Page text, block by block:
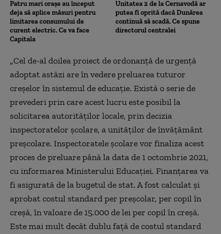
Patru mari orașe au început
deja să aplice măsuri pentru
limitarea consumului de
curent electric. Ce va face
Capitala
Unitatea 2 de la Cernavodă ar
putea fi oprită dacă Dunărea
continuă să scadă. Ce spune
directorul centralei
„Cel de-al doilea proiect de ordonanţă de urgenţă
adoptat astăzi are în vedere preluarea tuturor
creşelor în sistemul de educaţie. Există o serie de
prevederi prin care acest lucru este posibil la
solicitarea autorităţilor locale, prin decizia
inspectoratelor şcolare, a unităţilor de învăţământ
preşcolare. Inspectoratele şcolare vor finaliza acest
proces de preluare până la data de 1 octombrie 2021,
cu informarea Ministerului Educaţiei. Finanţarea va
fi asigurată de la bugetul de stat. A fost calculat şi
aprobat costul standard per preşcolar, per copil în
creşă, în valoare de 15.000 de lei per copil în creşă.
Este mai mult decât dublu faţă de costul standard